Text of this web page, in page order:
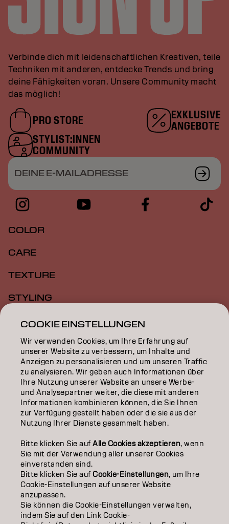
Verbinde dich mit leidenschaftlichen Kreativen, teile
Techniken mit anderen, entdecke Trends und bring
deine Fähigkeiten voran. Unsere Community macht
das möglich!
PRO STORE
EXKLUSIVE
ANGEBOTE
STYLIST:INNEN
COMMUNITY
DEINE E-MAILADRESSE
COLOR
CARE
TEXTURE
STYLING
INSPIRATION
EDUCATION
ÜBER
SALON FINDER
PARTNER WERDEN
ImpressumDatenschutzerklärungCookie Policy
NutzungsbedingungenBarrierefreiheitserklärung
CH | German
COOKIE EINSTELLUNGEN
Wir verwenden Cookies, um Ihre Erfahrung auf
unserer Website zu verbessern, um Inhalte und
Anzeigen zu personalisieren und um unseren Traffic
zu analysieren. Wir geben auch Informationen über
Ihre Nutzung unserer Website an unsere Werbe-
und Analysepartner weiter, die diese mit anderen
Informationen kombinieren können, die Sie Ihnen
zur Verfügung gestellt haben oder die sie aus der
Nutzung Ihrer Dienste gesammelt haben.
Bitte klicken Sie aufAlle Cookies akzeptieren, wenn
Sie mit der Verwendung aller unserer Cookies
einverstanden sind.
Bitte klicken Sie aufCookie-Einstellungen, um Ihre
Cookie-Einstellungen auf unserer Website
anzupassen.
Sie können die Cookie-Einstellungen verwalten,
indem Sie auf den Link Cookie-